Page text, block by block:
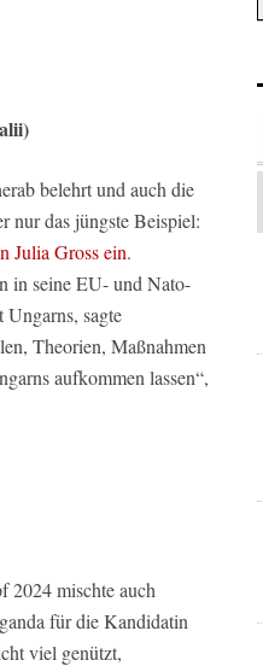
belehrt und auch die
nur das jüngste Beispiel:
Julia Gross ein.
in seine EU- und Nato-
sagte
Theorien, Maßnahmen
aufkommen lassen“,
2024 mischte auch
für die Kandidatin
viel genützt,